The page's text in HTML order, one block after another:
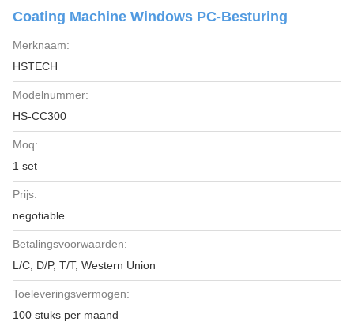
Coating Machine Windows PC-Besturing
Merknaam:
HSTECH
Modelnummer:
HS-CC300
Moq:
1 set
Prijs:
negotiable
Betalingsvoorwaarden:
L/C, D/P, T/T, Western Union
Toeleveringsvermogen:
100 stuks per maand